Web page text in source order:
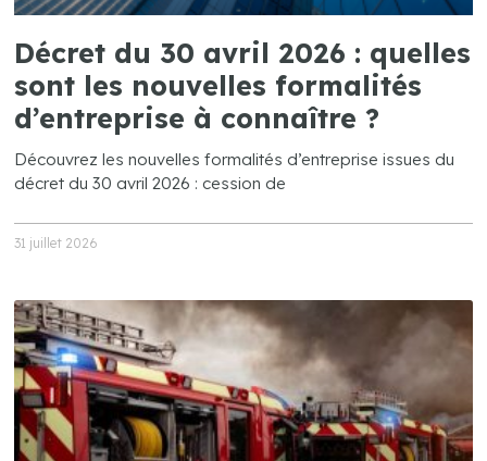
Décret du 30 avril 2026 : quelles
sont les nouvelles formalités
d’entreprise à connaître ?
Découvrez les nouvelles formalités d’entreprise issues du
décret du 30 avril 2026 : cession de
31 juillet 2026